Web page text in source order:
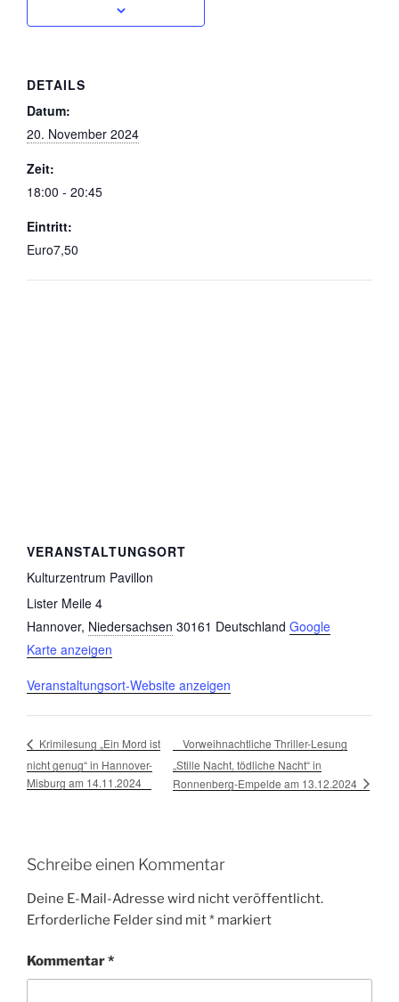
DETAILS
Datum:
20. November 2024
Zeit:
18:00 - 20:45
Eintritt:
Euro7,50
VERANSTALTUNGSORT
Kulturzentrum Pavillon
Lister Meile 4
Hannover, Niedersachsen 30161 Deutschland Google
Karte anzeigen
Veranstaltungsort-Website anzeigen
Krimilesung „Ein Mord ist
nicht genug“ in Hannover-
Misburg am 14.11.2024
Vorweihnachtliche Thriller-Lesung
„Stille Nacht, tödliche Nacht“ in
Ronnenberg-Empelde am 13.12.2024
Schreibe einen Kommentar
Deine E-Mail-Adresse wird nicht veröffentlicht.
Erforderliche Felder sind mit* markiert
Kommentar*